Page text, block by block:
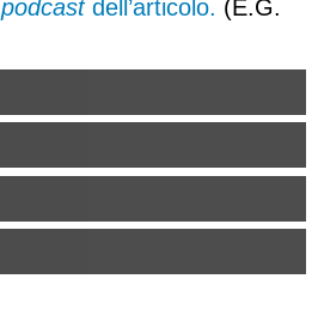
podcastdell’articolo. (E.G.